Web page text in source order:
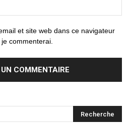
et site web dans ce navigateur
commenterai.